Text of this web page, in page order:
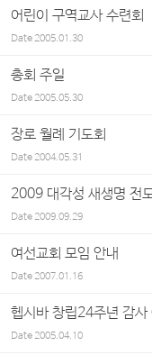
어린이 구역교사 수련회
Date2005.01.30
총회 주일
Date2005.05.30
장로 월례 기도회
Date2004.05.31
2009 대각성 새생명 전
Date2009.09.29
여선교회 모임 안내
Date2007.01.16
헵시바 창립24주년 감사
Date2005.04.10